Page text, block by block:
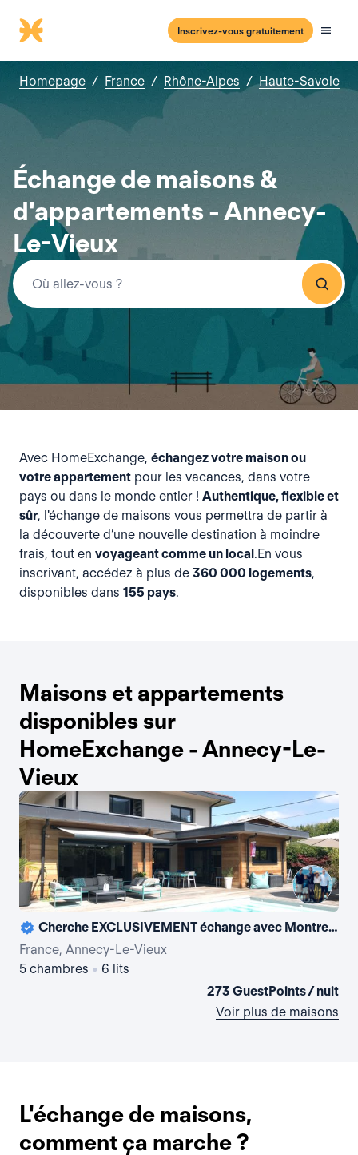
Inscrivez-vous gratuitement
Homepage / France / Rhône-Alpes / Haute-Savoie
Échange de maisons &
d'appartements - Annecy-
Le-Vieux
Avec HomeExchange, échangez votre maison ou
votre appartement pour les vacances, dans votre
pays ou dans le monde entier ! Authentique, flexible et
sûr, l'échange de maisons vous permettra de partir à
la découverte d’une nouvelle destination à moindre
frais, tout en voyageant comme un local.En vous
inscrivant, accédez à plus de 360 000 logements,
disponibles dans 155 pays.
Maisons et appartements
disponibles sur
HomeExchange - Annecy-Le-
Vieux
Cherche EXCLUSIVEMENT échange avec Montreal pour été 2026
France, Annecy-Le-Vieux
5 chambres • 6 lits
273 GuestPoints / nuit
Voir plus de maisons
L'échange de maisons,
comment ça marche ?